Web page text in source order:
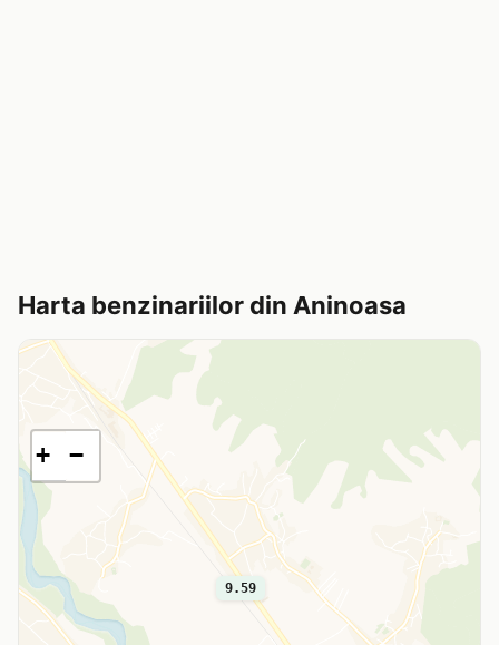
Harta benzinariilor din Aninoasa
9.59
+ −